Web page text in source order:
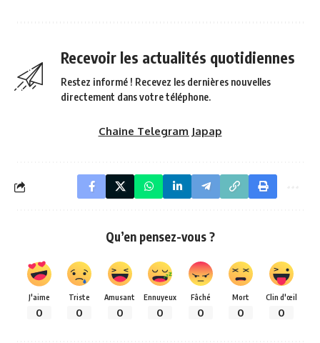
Recevoir les actualités quotidiennes
Restez informé ! Recevez les dernières nouvelles
directement dans votre téléphone.
Chaine Telegram Japap
Qu’en pensez-vous ?
J'aime
0
Triste
0
Amusant
0
Ennuyeux
0
Fâché
0
Mort
0
Clin d'œil
0